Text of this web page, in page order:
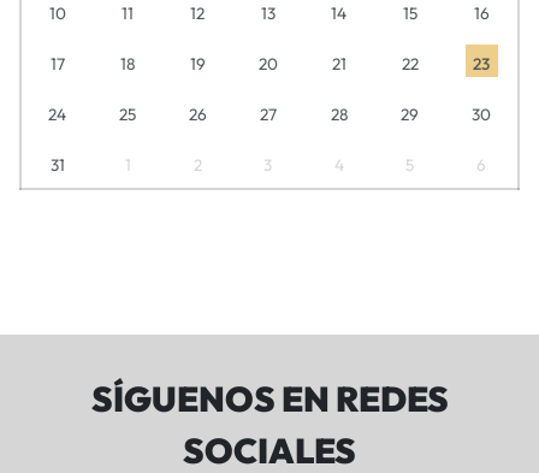
10 11 12 13 14 15 16
17 18 19 20 21 22 23
24 25 26 27 28 29 30
31 1 2 3 4 5 6
SÍGUENOS EN REDES
SOCIALES